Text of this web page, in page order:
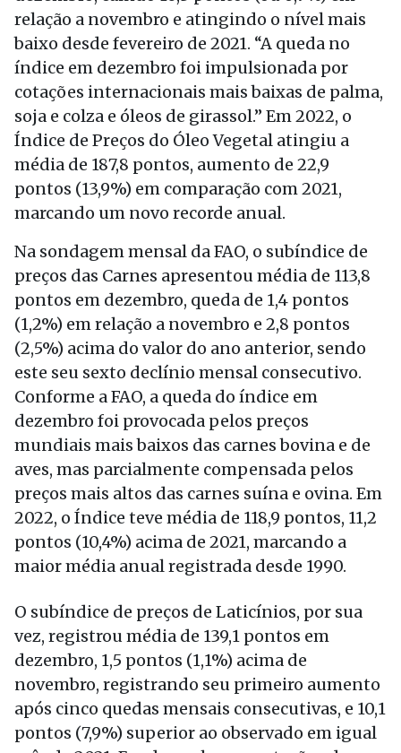
relação a novembro e atingindo o nível mais
baixo desde fevereiro de 2021. “A queda no
índice em dezembro foi impulsionada por
cotações internacionais mais baixas de palma,
soja e colza e óleos de girassol.” Em 2022, o
Índice de Preços do Óleo Vegetal atingiu a
média de 187,8 pontos, aumento de 22,9
pontos (13,9%) em comparação com 2021,
marcando um novo recorde anual.
Na sondagem mensal da FAO, o subíndice de
preços das Carnes apresentou média de 113,8
pontos em dezembro, queda de 1,4 pontos
(1,2%) em relação a novembro e 2,8 pontos
(2,5%) acima do valor do ano anterior, sendo
este seu sexto declínio mensal consecutivo.
Conforme a FAO, a queda do índice em
dezembro foi provocada pelos preços
mundiais mais baixos das carnes bovina e de
aves, mas parcialmente compensada pelos
preços mais altos das carnes suína e ovina. Em
2022, o Índice teve média de 118,9 pontos, 11,2
pontos (10,4%) acima de 2021, marcando a
maior média anual registrada desde 1990.
O subíndice de preços de Laticínios, por sua
vez, registrou média de 139,1 pontos em
dezembro, 1,5 pontos (1,1%) acima de
novembro, registrando seu primeiro aumento
após cinco quedas mensais consecutivas, e 10,1
pontos (7,9%) superior ao observado em igual